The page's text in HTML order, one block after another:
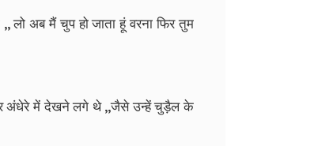
लो अब मैं चुप हो जाता हूं वरना फिर तुम
अंधेरे में देखने लगे थे ,,जैसे उन्हें चुड़ैल के